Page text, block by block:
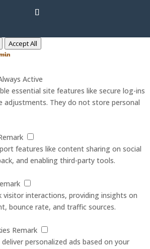
Accept All
Active
essential site features like secure log-ins
adjustments. They do not store personal
features like content sharing on social
and enabling third-party tools.
visitor interactions, providing insights on
bounce rate, and traffic sources.
Remark
personalized ads based on your